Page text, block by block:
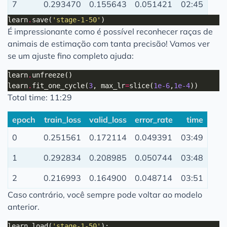
7 0.293470 0.155643 0.051421 02:45
learn. save( 'stage-1-50'
É impressionante como é possível reconhecer raças de
animais de estimação com tanta precisão! Vamos ver
se um ajuste fino completo ajuda:
learn.
learn. fit_one_cycle(3, max_lr=slice(1e-6,1e-4
Total time: 11:29
epoch train_loss valid_loss error_rate
time
0
0.251561 0.172114 0.049391
03:49
1
0.292834 0.208985 0.050744
03:48
2
0.216993 0.164900 0.048714
03:51
Caso contrário, você sempre pode voltar ao modelo
anterior.